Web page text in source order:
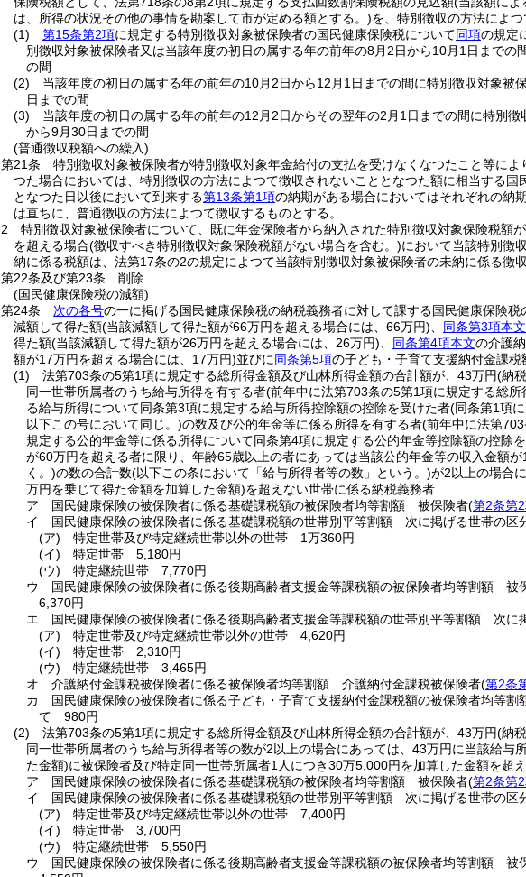
は、所得の状況その他の事情を勘案して市が定める額とする。)を、特別徴収の方法によつ
(1)
第15条第2項に規定する特別徴収対象被保険者の国民健康保険税について同項の規定
別徴収対象被保険者又は当該年度の初日の属する年の前年の8月2日から10月1日まで
の間
(2)
当該年度の初日の属する年の前年の10月2日から12月1日までの間に特別徴収対象
日までの間
(3)
当該年度の初日の属する年の前年の12月2日からその翌年の2月1日までの間に特別
から9月30日までの間
(普通徴収税額への繰入)
第21条
特別徴収対象被保険者が特別徴収対象年金給付の支払を受けなくなつたこと等に
つた場合においては、特別徴収の方法によつて徴収されないこととなつた額に相当する
となつた日以後において到来する第13条第1項の納期がある場合においてはそれぞれの納
は直ちに、普通徴収の方法によつて徴収するものとする。
2
特別徴収対象被保険者について、既に年金保険者から納入された特別徴収対象保険税額
を超える場合(徴収すべき特別徴収対象保険税額がない場合を含む。)において当該特別徴
納に係る税額は、法第17条の2の規定によつて当該特別徴収対象被保険者の未納に係る徴収
第22条及び第23条
削除
(国民健康保険税の減額)
第24条
次の各号の一に掲げる国民健康保険税の納税義務者に対して課する国民健康保険税
減額して得た額(当該減額して得た額が66万円を超える場合には、66万円) 同条第3項本文
得た額(当該減額して得た額が26万円を超える場合には、26万円) 同条第4項本文の介護
額が17万円を超える場合には、17万円)並びに同条第5項の子ども・子育て支援納付金課税
(1)
法第703条の5第1項に規定する総所得金額及び山林所得金額の合計額が、43万円(納
同一世帯所属者のうち給与所得を有する者(前年中に法第703条の5第1項に規定する総
る給与所得について同条第3項に規定する給与所得控除額の控除を受けた者(同条第1項
以下この号において同じ。)の数及び公的年金等に係る所得を有する者(前年中に法第
規定する公的年金等に係る所得について同条第4項に規定する公的年金等控除額の控除
が60万円を超える者に限り、年齢65歳以上の者にあっては当該公的年金等の収入金額
く。)の数の合計数(以下この条において「給与所得者等の数」という。)が2以上の場合
万円を乗じて得た金額を加算した金額)を超えない世帯に係る納税義務者
ア
国民健康保険の被保険者に係る基礎課税額の被保険者均等割額 被保険者(第2条第
イ
国民健康保険の被保険者に係る基礎課税額の世帯別平等割額 次に掲げる世帯の区
(ア)
特定世帯及び特定継続世帯以外の世帯 1万360円
(イ)
特定世帯 5,180円
(ウ)
特定継続世帯 7,770円
ウ
国民健康保険の被保険者に係る後期高齢者支援金等課税額の被保険者均等割額 被
6,370円
エ
国民健康保険の被保険者に係る後期高齢者支援金等課税額の世帯別平等割額 次に
(ア)
特定世帯及び特定継続世帯以外の世帯 4,620円
(イ)
特定世帯 2,310円
(ウ)
特定継続世帯 3,465円
オ
介護納付金課税被保険者に係る被保険者均等割額 介護納付金課税被保険者(第2条
カ
国民健康保険の被保険者に係る子ども・子育て支援納付金課税額の被保険者均等
て 980円
(2)
法第703条の5第1項に規定する総所得金額及び山林所得金額の合計額が、43万円(納
同一世帯所属者のうち給与所得者等の数が2以上の場合にあっては、43万円に当該給与
た金額)に被保険者及び特定同一世帯所属者1人につき30万5,000円を加算した金額を超
ア
国民健康保険の被保険者に係る基礎課税額の被保険者均等割額 被保険者(第2条第
イ
国民健康保険の被保険者に係る基礎課税額の世帯別平等割額 次に掲げる世帯の区
(ア)
特定世帯及び特定継続世帯以外の世帯 7,400円
(イ)
特定世帯 3,700円
(ウ)
特定継続世帯 5,550円
ウ
国民健康保険の被保険者に係る後期高齢者支援金等課税額の被保険者均等割額 被